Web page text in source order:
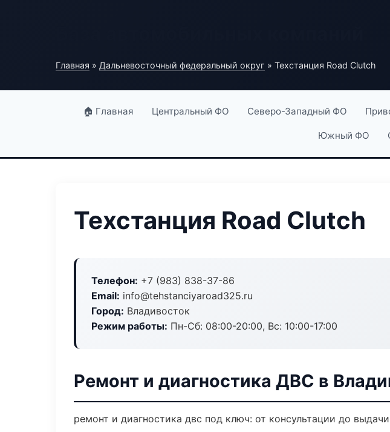
Главная » Дальневосточный федеральный округ » Техстанция Road Clutch
🏠 Главная Центральный ФО Северо-Западный ФО
Южный ФО
Техстанция Road Clutch
Телефон: +7 (983) 838-37-86
Email: info@tehstanciyaroad325.ru
Город: Владивосток
Режим работы: Пн-Сб: 08:00-20:00, Вс: 10:00-17:00
Ремонт и диагностика ДВС в
ремонт и диагностика двс под ключ: от консультации до